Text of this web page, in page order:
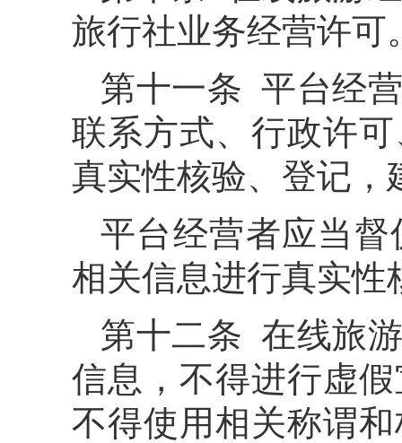
旅行社业务经营许可
第十一条 平台经
联系方式、行政许
真实性核验、登记，
平台经营者应当
相关信息进行真实性
第十二条 在线旅
信息，不得进行虚
不得使用相关称谓